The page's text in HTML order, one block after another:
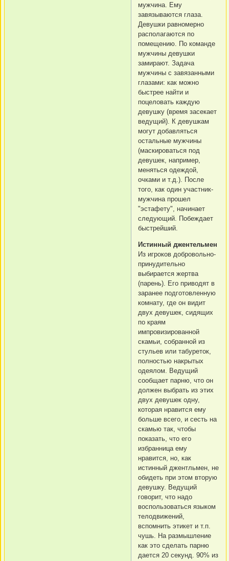
мужчина. Ему
завязываются глаза.
Девушки равномерно
располагаются по
помещению. По команде
мужчины девушки
замирают. Задача
мужчины с завязанными
глазами: как можно
быстрее найти и
поцеловать каждую
девушку (время засекает
ведущий). К девушкам
могут добавляться
остальные мужчины
(маскироваться под
девушек, например,
меняться одеждой,
очками и т.д.). После
того, как один участник-
мужчина прошел
"эстафету", начинает
следующий. Побеждает
быстрейший.
Истинный джентельмен
Из игроков добровольно-
принудительно
выбирается жертва
(парень). Его приводят в
заранее подготовленную
комнату, где он видит
двух девушек, сидящих
по краям
импровизированной
скамьи, собранной из
стульев или табуреток,
полностью накрытых
одеялом. Ведущий
сообщает парню, что он
должен выбрать из этих
двух девушек одну,
которая нравится ему
больше всего, и сесть на
скамью так, чтобы
показать, что его
избранница ему
нравится, но, как
истинный джентльмен, не
обидеть при этом вторую
девушку. Ведущий
говорит, что надо
воспользоваться языком
телодвижений,
вспомнить этикет и т.п.
чушь. На размышление
как это сделать парню
дается 20 секунд. 90% из